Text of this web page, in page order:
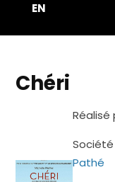
EN
Chéri
Réalisé
Pathé